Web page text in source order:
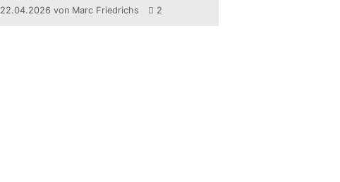
22.04.2026 von Marc Friedrichs 2